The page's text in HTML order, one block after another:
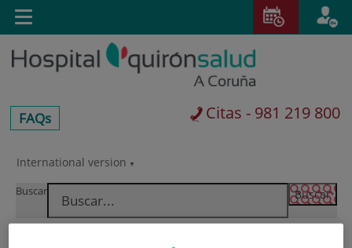
Saltar al contenido
Saltar
contenido
International version
centros-
faq
FAQs Citas - 981 219 800
Buscar
Toggle
navigation